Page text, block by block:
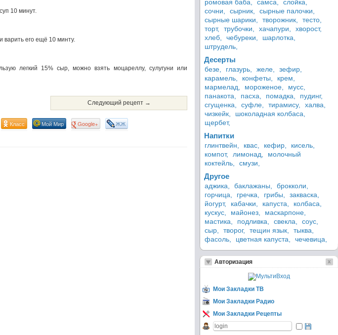
10 минут.
варить его ещё 10 минту.
легкий 15% сыр, можно взять моцареллу, сулугуни или
Следующий рецепт →
Класс Мой Мир Google+ ЖЖ
ромовая баба,
самса,
слойка,
сочни,
сырник,
сырные палочки,
сырные шарики,
творожник,
тесто,
торт,
трубочки, хачапури,
хворост,
хлеб,
чебуреки,
шарлотка,
штрудель,
Десерты
безе, глазурь, желе,
зефир,
карамель,
конфеты,
крем,
мармелад,
мороженое,
мусс,
панакота,
пасха, помадка,
пудинг,
сгущенка,
суфле, тирамису,
халва,
чизкейк,
шоколадная колбаса,
щербет,
Напитки
глинтвейн, квас, кефир,
кисель,
компот,
лимонад,
молочный
коктейль,
смузи,
Другое
аджика, баклажаны,
брокколи,
горчица,
гречка, грибы,
закваска,
йогурт,
кабачки, капуста,
колбаса,
кускус,
майонез,
маскарпоне,
мастика,
подливка, свекла,
соус,
сыр,
творог, тещин язык,
тыква,
фасоль,
цветная капуста, чечевица,
Авторизация
Мои Закладки ТВ
Мои Закладки Радио
Мои Закладки Рецепты